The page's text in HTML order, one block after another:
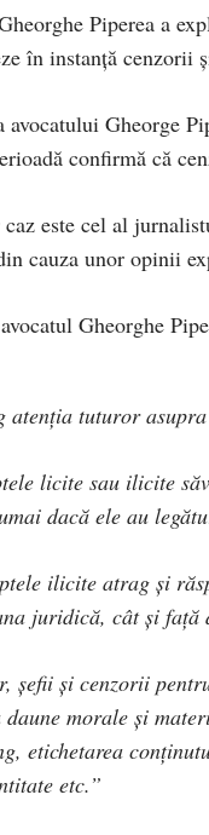
Piperea a
în instanță cenzorii
avocatului Gheorge
confirmă că
este cel al
cauza unor opinii
Gheorghe
atenția tuturor
licite sau ilicite
dacă ele au
ilicite atrag şi
juridică, cât şi faţă
șefii și cenzorii
daune morale și
etichetarea
etc.”